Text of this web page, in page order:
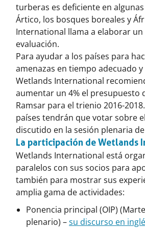
turberas es deficiente en
Ártico, los bosques boreales y
International llama a elaborar
evaluación.
Para ayudar a los países para
amenazas en tiempo adecuado
Wetlands International
aumentar un 4% el presupuesto
Ramsar para el trienio 2016-
países tendrán que votar sobre
discutido en la sesión plenaria
La participación de Wetlands
Wetlands International está
paralelos con sus socios para
también para mostrar sus
amplia gama de actividades:
Ponencia principal (OIP)
plenario) –su discurso en